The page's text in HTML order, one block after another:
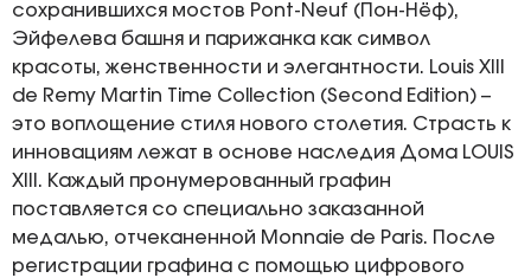
сохранившихся мостов Pont-Neuf (Пон-Нёф),
Эйфелева башня и парижанка как символ
красоты, женственности и элегантности. Louis XIII
de Remy Martin Time Collection (Second Edition) –
это воплощение стиля нового столетия. Страсть к
инновациям лежат в основе наследия Дома LOUIS
XIII. Каждый пронумерованный графин
поставляется со специально заказанной
медалью, отчеканенной Monnaie de Paris. После
регистрации графина с помощью цифрового